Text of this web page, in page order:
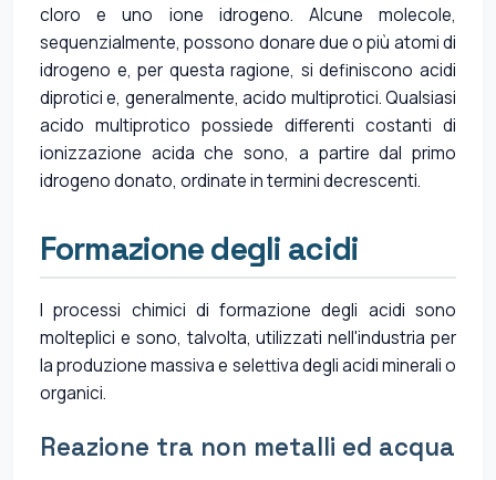
cloro e uno ione idrogeno. Alcune molecole,
sequenzialmente, possono donare due o più atomi di
idrogeno e, per questa ragione, si definiscono acidi
diprotici e, generalmente, acido multiprotici. Qualsiasi
acido multiprotico possiede differenti costanti di
ionizzazione acida che sono, a partire dal primo
idrogeno donato, ordinate in termini decrescenti.
Formazione degli acidi
I processi chimici di formazione degli acidi sono
molteplici e sono, talvolta, utilizzati nell'industria per
la produzione massiva e selettiva degli acidi minerali o
organici.
Reazione tra non metalli ed acqua